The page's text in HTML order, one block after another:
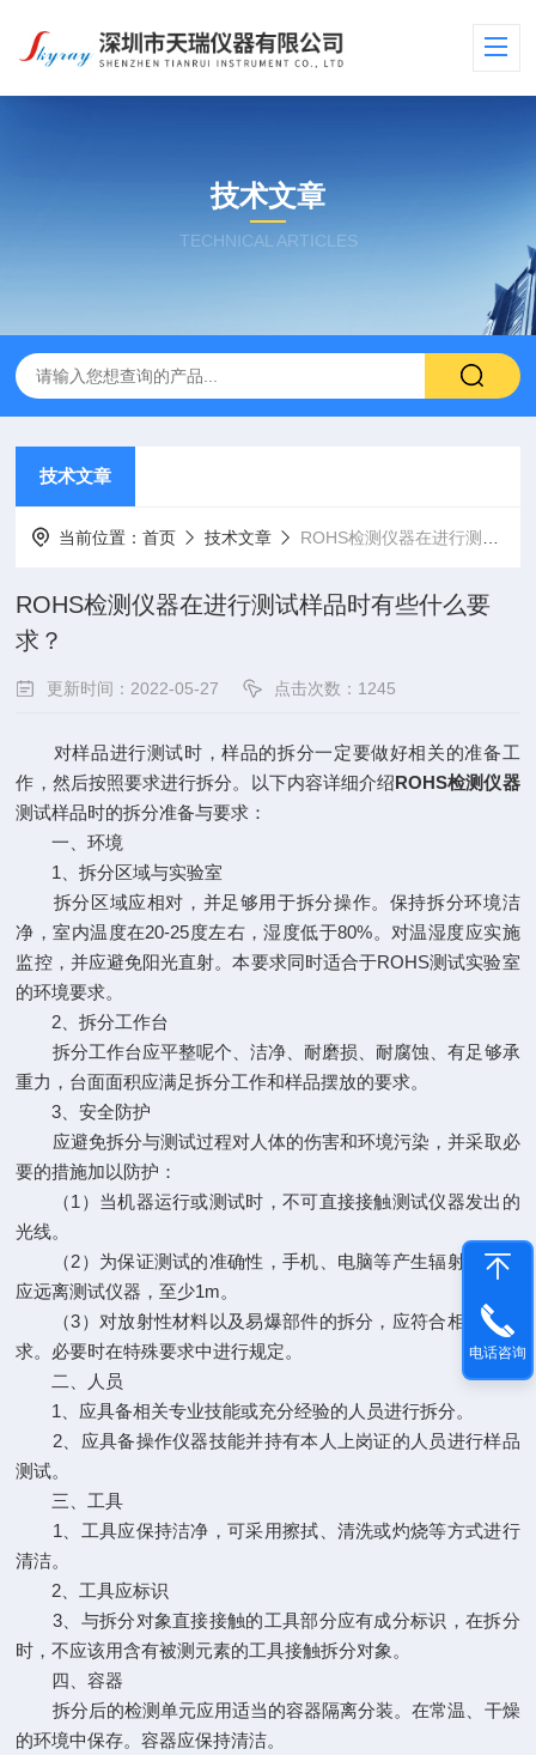
技术文章
TECHNICAL ARTICLES
技术文章
当前位置：首页 技术文章 ROHS检测仪器在进行测试样品时有些什么要求？
ROHS检测仪器在进行测试样品时有些什么要
求？
更新时间：2022-05-27 点击次数：1245
对样品进行测试时，样品的拆分一定要做好相关的准备工
作，然后按照要求进行拆分。以下内容详细介绍ROHS检测仪器
测试样品时的拆分准备与要求：
一、环境
1、拆分区域与实验室
拆分区域应相对，并足够用于拆分操作。保持拆分环境洁
净，室内温度在20-25度左右，湿度低于80%。对温湿度应实施
监控，并应避免阳光直射。本要求同时适合于ROHS测试实验室
的环境要求。
2、拆分工作台
拆分工作台应平整呢个、洁净、耐磨损、耐腐蚀、有足够承
重力，台面面积应满足拆分工作和样品摆放的要求。
3、安全防护
应避免拆分与测试过程对人体的伤害和环境污染，并采取必
要的措施加以防护：
（1）当机器运行或测试时，不可直接接触测试仪器发出的
光线。
（2）为保证测试的准确性，手机、电脑等产生辐射的物品
应远离测试仪器，至少1m。
（3）对放射性材料以及易爆部件的拆分，应符合相关的要
求。必要时在特殊要求中进行规定。
二、人员
1、应具备相关专业技能或充分经验的人员进行拆分。
2、应具备操作仪器技能并持有本人上岗证的人员进行样品
测试。
三、工具
1、工具应保持洁净，可采用擦拭、清洗或灼烧等方式进行
清洁。
2、工具应标识
3、与拆分对象直接接触的工具部分应有成分标识，在拆分
时，不应该用含有被测元素的工具接触拆分对象。
四、容器
拆分后的检测单元应用适当的容器隔离分装。在常温、干燥
的环境中保存。容器应保持清洁。
电话咨询